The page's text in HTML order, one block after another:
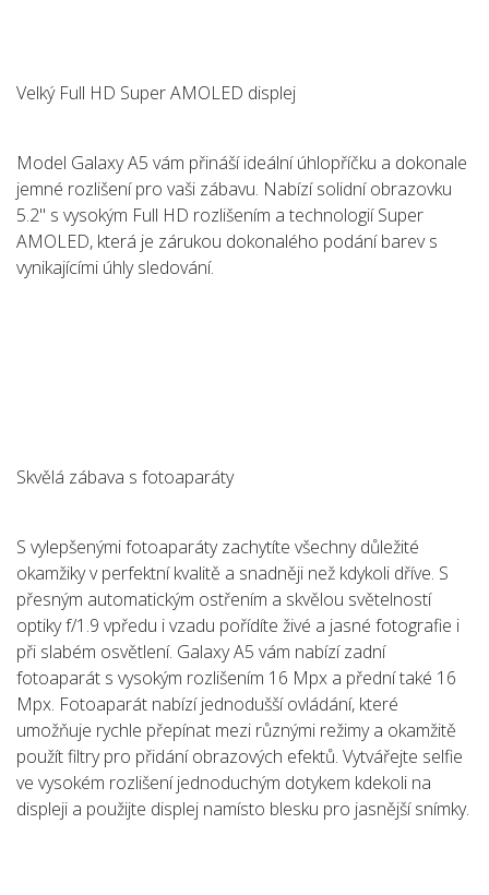
Velký Full HD Super AMOLED displej
Model Galaxy A5 vám přináší ideální úhlopříčku a dokonale
jemné rozlišení pro vaši zábavu. Nabízí solidní obrazovku
5.2" s vysokým Full HD rozlišením a technologií Super
AMOLED, která je zárukou dokonalého podání barev s
vynikajícími úhly sledování.
Skvělá zábava s fotoaparáty
S vylepšenými fotoaparáty zachytíte všechny důležité
okamžiky v perfektní kvalitě a snadněji než kdykoli dříve. S
přesným automatickým ostřením a skvělou světelností
optiky f/1.9 vpředu i vzadu pořídíte živé a jasné fotografie i
při slabém osvětlení. Galaxy A5 vám nabízí zadní
fotoaparát s vysokým rozlišením 16 Mpx a přední také 16
Mpx. Fotoaparát nabízí jednodušší ovládání, které
umožňuje rychle přepínat mezi různými režimy a okamžitě
použít filtry pro přidání obrazových efektů. Vytvářejte selfie
ve vysokém rozlišení jednoduchým dotykem kdekoli na
displeji a použijte displej namísto blesku pro jasnější snímky.